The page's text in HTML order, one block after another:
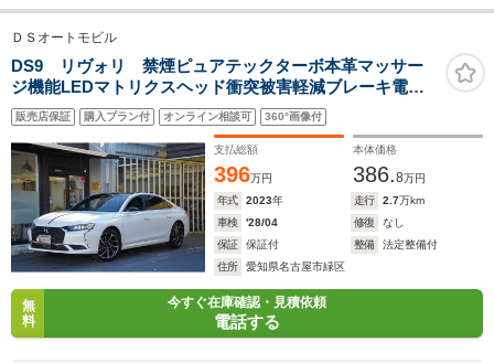
ＤＳオートモビル
DS9 リヴォリ 禁煙ピュアテックターボ本革マッサー
ジ機能LEDマトリクスヘッド衝突被害軽減ブレーキ電動
トランク地デジナビETC360度カメラ前後ドラレコ
FOCALサラウンドシステムシートクーラーヒータBRMウ
ォッチ19インチアルミ
販売店保証 購入プラン付 オンライン相談可 360°画像付
支払総額
396万円
本体価格
386.8万円
年式
2023年 走行 2.7万km
車検
'28/04 修復
なし
保証
保証付 整備
法定整備付
住所
愛知県名古屋市緑区
無
料
今すぐ在庫確認・見積依頼
電話する